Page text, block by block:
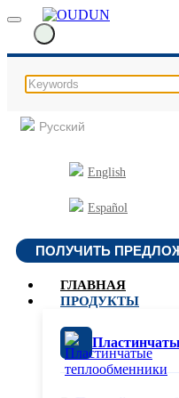
Русский
English
Español
ПОЛУЧИТЬ
ГЛАВНАЯ
ПРОДУКТЫ